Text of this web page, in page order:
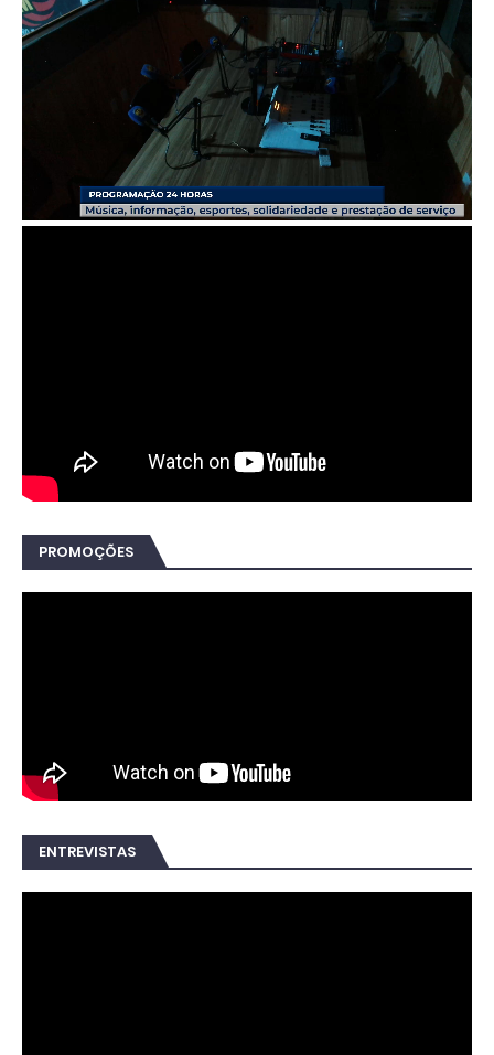
PROMOÇÕES
ENTREVISTAS